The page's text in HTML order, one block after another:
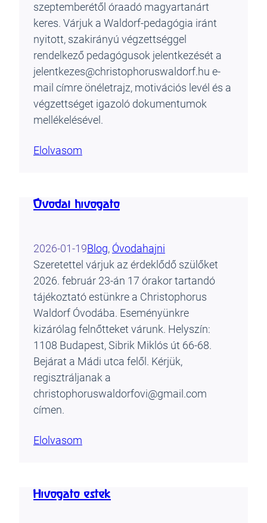
szeptemberétől óraadó magyartanárt
keres. Várjuk a Waldorf-pedagógia iránt
nyitott, szakirányú végzettséggel
rendelkező pedagógusok jelentkezését a
jelentkezes@christophoruswaldorf.hu e-
mail címre önéletrajz, motivációs levél és a
végzettséget igazoló dokumentumok
mellékelésével.
Elolvasom
Óvodai hívogató
2026-01-19Blog, Óvodahajni
Szeretettel várjuk az érdeklődő szülőket
2026. február 23-án 17 órakor tartandó
tájékoztató estünkre a Christophorus
Waldorf Óvodába. Eseményünkre
kizárólag felnőtteket várunk. Helyszín:
1108 Budapest, Sibrik Miklós út 66-68.
Bejárat a Mádi utca felől. Kérjük,
regisztráljanak a
christophoruswaldorfovi@gmail.com
címen.
Elolvasom
Hívogató estek